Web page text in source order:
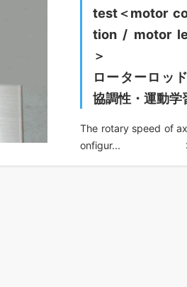
test＜motor
tion / motor
＞
ローターロッ
協調性・運動学
The rotary speed of
onfigur...